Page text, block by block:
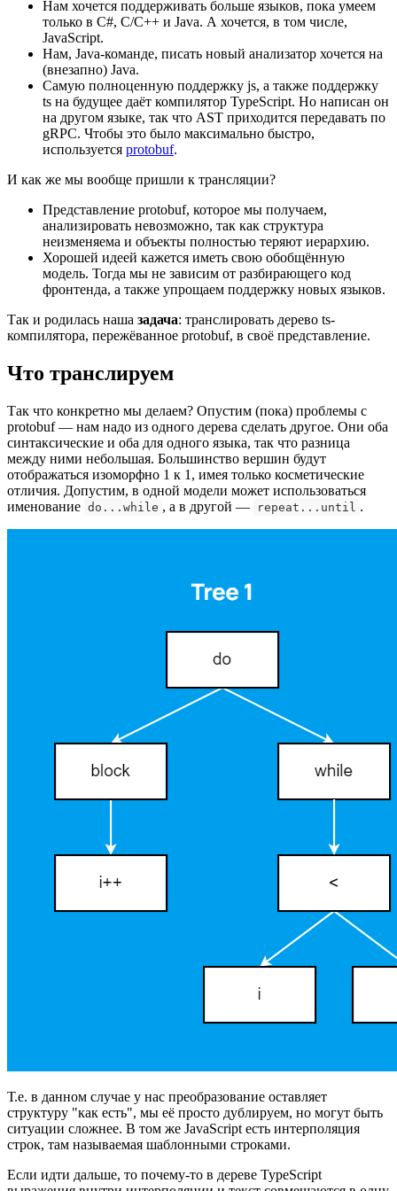
Нам хочется поддерживать больше языков, пока умеем
только в C#, C/C++ и Java. А хочется, в том числе,
JavaScript.
Нам, Java-команде, писать новый анализатор хочется на
(внезапно) Java.
Самую полноценную поддержку js, а также поддержку
ts на будущее даёт компилятор TypeScript. Но написан он
на другом языке, так что AST приходится передавать по
gRPC. Чтобы это было максимально быстро,
используется protobuf.
И как же мы вообще пришли к трансляции?
Представление protobuf, которое мы получаем,
анализировать невозможно, так как структура
неизменяема и объекты полностью теряют иерархию.
Хорошей идеей кажется иметь свою обобщённую
модель. Тогда мы не зависим от разбирающего код
фронтенда, а также упрощаем поддержку новых языков.
Так и родилась наша задача: транслировать дерево ts-
компилятора, пережёванное protobuf, в своё представление.
Что транслируем
Так что конкретно мы делаем? Опустим (пока) проблемы с
protobuf — нам надо из одного дерева сделать другое. Они оба
синтаксические и оба для одного языка, так что разница
между ними небольшая. Большинство вершин будут
отображаться изоморфно 1 к 1, имея только косметические
отличия. Допустим, в одной модели может использоваться
именование do...while , а в другой — repeat...until .
Т.е. в данном случае у нас преобразование оставляет
структуру "как есть", мы её просто дублируем, но могут быть
ситуации сложнее. В том же JavaScript есть интерполяция
строк, там называемая шаблонными строками.
Если идти дальше, то почему-то в дереве TypeScript